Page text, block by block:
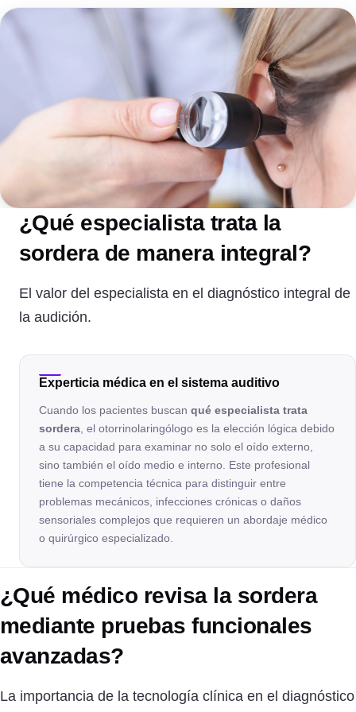
¿Qué especialista trata la
sordera de manera integral?
El valor del especialista en el diagnóstico integral de
la audición.
Experticia médica en el sistema auditivo
Cuando los pacientes buscan qué especialista trata
sordera , el otorrinolaringólogo es la elección lógica debido
a su capacidad para examinar no solo el oído externo,
sino también el oído medio e interno. Este profesional
tiene la competencia técnica para distinguir entre
problemas mecánicos, infecciones crónicas o daños
sensoriales complejos que requieren un abordaje médico
o quirúrgico especializado.
¿Qué médico revisa la sordera
mediante pruebas funcionales
avanzadas?
La importancia de la tecnología clínica en el diagnóstico